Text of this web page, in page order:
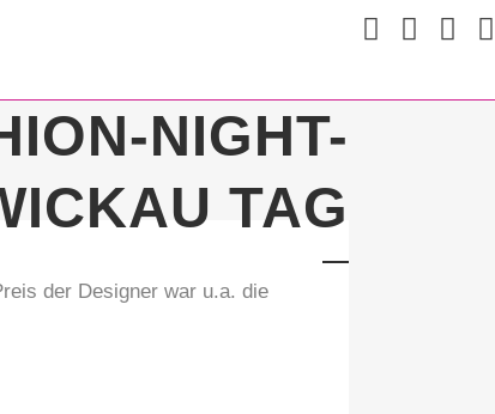
NIGHT-
TAG
der Designer war u.a. die